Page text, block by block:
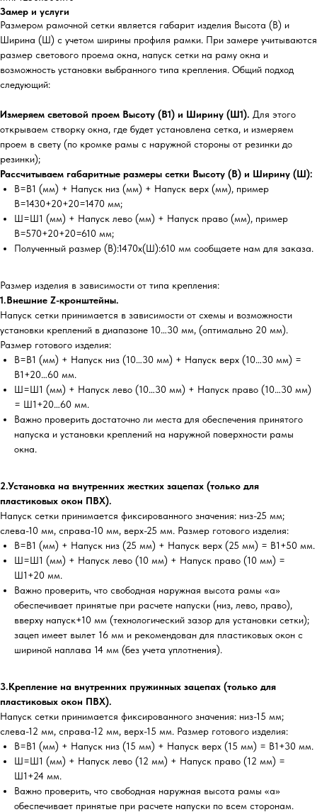
Замер и услуги
Размером рамочной сетки является габарит изделия Высота (В) и
Ширина (Ш) с учетом ширины профиля рамки. При замере учитываются
размер светового проема окна, напуск сетки на раму окна и
возможность установки выбранного типа крепления. Общий подход
следующий:
Измеряем световой проем Высоту (В1) и Ширину (Ш1). Для этого
открываем створку окна, где будет установлена сетка, и измеряем
проем в свету (по кромке рамы с наружной стороны от резинки до
резинки);
Рассчитываем габаритные размеры сетки Высоту (В) и Ширину (Ш):
В=В1 (мм) + Напуск низ (мм) + Напуск верх (мм), пример
В=1430+20+20=1470 мм;
Ш=Ш1 (мм) + Напуск лево (мм) + Напуск право (мм), пример
В=570+20+20=610 мм;
Полученный размер (В):1470х(Ш):610 мм сообщаете нам для заказа.
Размер изделия в зависимости от типа крепления:
1.Внешние Z-кронштейны.
Напуск сетки принимается в зависимости от схемы и возможности
установки креплений в диапазоне 10…30 мм, (оптимально 20 мм).
Размер готового изделия:
В=В1 (мм) + Напуск низ (10…30 мм) + Напуск верх (10…30 мм) =
В1+20…60 мм.
Ш=Ш1 (мм) + Напуск лево (10…30 мм) + Напуск право (10…30 мм)
= Ш1+20…60 мм.
Важно проверить достаточно ли места для обеспечения принятого
напуска и установки креплений на наружной поверхности рамы
окна.
2.Установка на внутренних жестких зацепах (только для
пластиковых окон ПВХ).
Напуск сетки принимается фиксированного значения: низ-25 мм;
слева-10 мм, справа-10 мм, верх-25 мм. Размер готового изделия:
В=В1 (мм) + Напуск низ (25 мм) + Напуск верх (25 мм) = В1+50 мм.
Ш=Ш1 (мм) + Напуск лево (10 мм) + Напуск право (10 мм) =
Ш1+20 мм.
Важно проверить, что свободная наружная высота рамы «а»
обеспечивает принятые при расчете напуски (низ, лево, право),
вверху напуск+10 мм (технологический зазор для установки сетки);
зацеп имеет вылет 16 мм и рекомендован для пластиковых окон с
шириной наплава 14 мм (без учета уплотнения).
3.Крепление на внутренних пружинных зацепах (только для
пластиковых окон ПВХ).
Напуск сетки принимается фиксированного значения: низ-15 мм;
слева-12 мм, справа-12 мм, верх-15 мм. Размер готового изделия:
В=В1 (мм) + Напуск низ (15 мм) + Напуск верх (15 мм) = В1+30 мм.
Ш=Ш1 (мм) + Напуск лево (12 мм) + Напуск право (12 мм) =
Ш1+24 мм.
Важно проверить, что свободная наружная высота рамы «а»
обеспечивает принятые при расчете напуски по всем сторонам.